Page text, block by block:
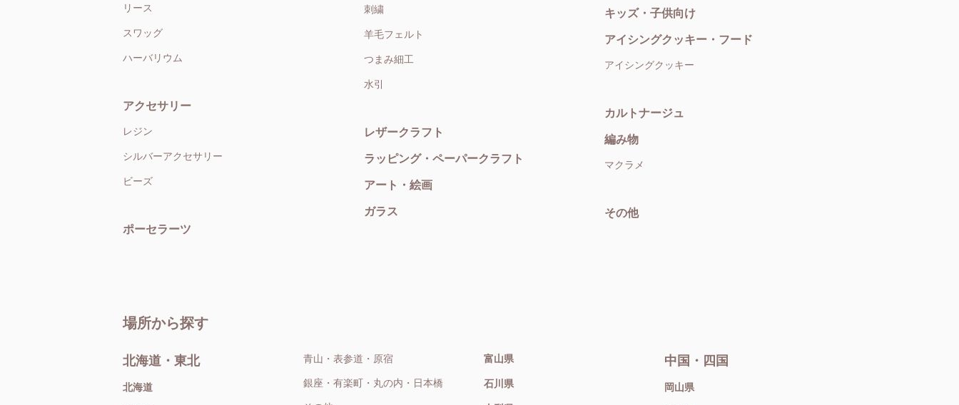
リース
スワッグ
ハーバリウム
アクセサリー
レジン
シルバーアクセサリー
ビーズ
ポーセラーツ
刺繍
羊毛フェルト
つまみ細工
水引
レザークラフト
ラッピング・ペーパークラフト
アート・絵画
ガラス
キッズ・子供向け
アイシングクッキー・フード
アイシングクッキー
カルトナージュ
編み物
マクラメ
その他
場所から探す
北海道・東北
北海道
青山・表参道・原宿
銀座・有楽町・丸の内・日本橋
富山県
石川県
中国・四国
岡山県